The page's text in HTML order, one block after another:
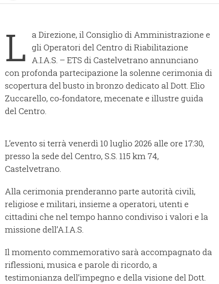
L a Direzione, il Consiglio di Amministrazione e
gli Operatori del Centro di Riabilitazione
A.I.A.S. – ETS di Castelvetrano annunciano
con profonda partecipazione la solenne cerimonia di
scopertura del busto in bronzo dedicato al Dott. Elio
Zuccarello, co‑fondatore, mecenate e illustre guida
del Centro.
L’evento si terrà venerdì 10 luglio 2026 alle ore 17:30,
presso la sede del Centro, S.S. 115 km 74,
Castelvetrano.
Alla cerimonia prenderanno parte autorità civili,
religiose e militari, insieme a operatori, utenti e
cittadini che nel tempo hanno condiviso i valori e la
missione dell’A.I.A.S.
Il momento commemorativo sarà accompagnato da
riflessioni, musica e parole di ricordo, a
testimonianza dell’impegno e della visione del Dott.